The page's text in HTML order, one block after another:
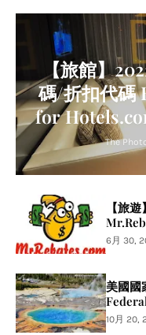
【旅館】
碼/折扣代碼
for
Agoda
The
【旅
6月 30,
美國國
10月 20,